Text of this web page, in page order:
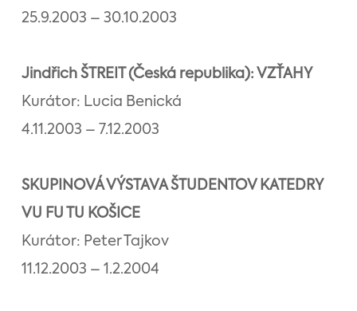
25.9.2003 – 30.10.2003
Jindřich ŠTREIT (Česká republika): VZŤAHY
Kurátor: Lucia Benická
4.11.2003 – 7.12.2003
SKUPINOVÁ VÝSTAVA ŠTUDENTOV KATEDRY
VU FU TU KOŠICE
Kurátor: Peter Tajkov
11.12.2003 – 1.2.2004